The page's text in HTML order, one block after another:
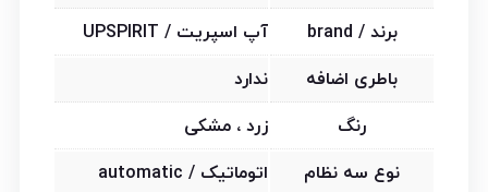
برند / brand
آپ اسپریت / UPSPIRIT
باطری اضافه
ندارد
رنگ
زرد ، مشکی
نوع سه نظام
اتوماتیک / automatic